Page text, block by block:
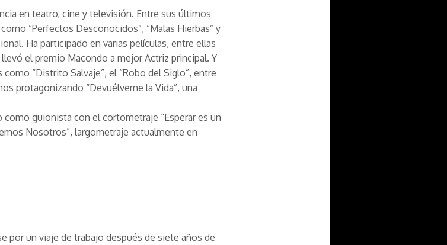
en teatro, cine y televisión. Entre sus últimos
“Perfectos Desconocidos”, “Malas Hierbas” y
Ha participado en varias películas, entre ellas
el premio Macondo a mejor Actriz principal. Y
“Distrito Salvaje”, el “Robo del Siglo”, entre
protagonizando “Devuélveme la Vida”, una
guionista con el cortometraje “Esperar es un
Nosotros”, largometraje actualmente en
por un viaje de trabajo después de siete años de